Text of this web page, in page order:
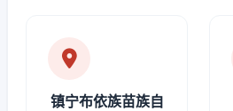
镇宁布依族苗族自